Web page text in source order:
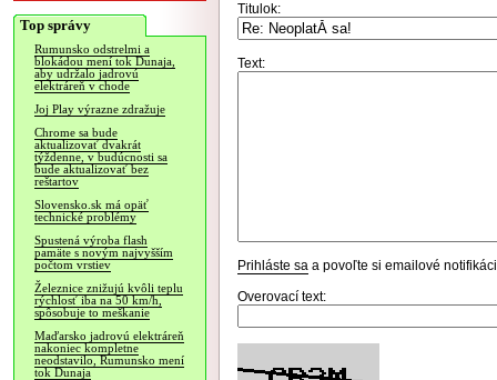
Top správy
Rumunsko odstrelmi a
blokádou mení tok Dunaja,
aby udržalo jadrovú
elektráreň v chode
Joj Play výrazne zdražuje
Chrome sa bude
aktualizovať dvakrát
týždenne, v budúcnosti sa
bude aktualizovať bez
reštartov
Slovensko.sk má opäť
technické problémy
Spustená výroba flash
pamäte s novým najvyšším
počtom vrstiev
Železnice znižujú kvôli teplu
rýchlosť iba na 50 km/h,
spôsobuje to meškanie
Maďarsko jadrovú elektráreň
nakoniec kompletne
neodstavilo, Rumunsko mení
tok Dunaja
Titulok:
Text:
Prihláste sa a povoľte si emailové
Overovací text: